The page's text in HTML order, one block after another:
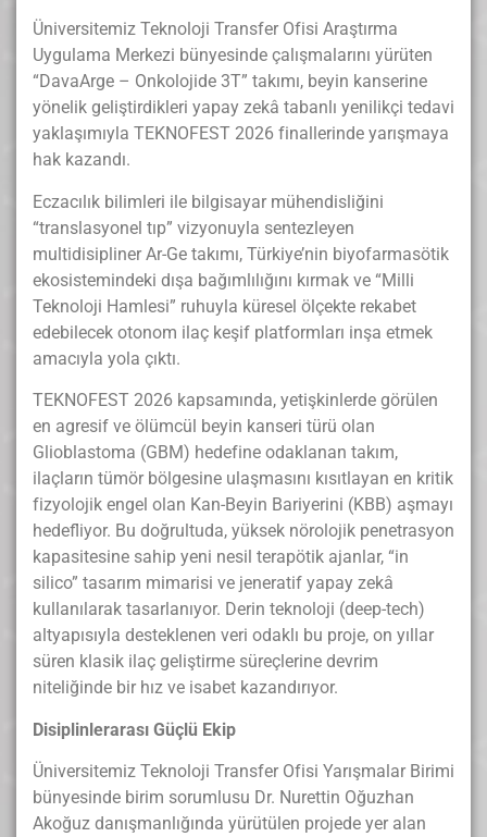
Üniversitemiz Teknoloji Transfer Ofisi Araştırma
Uygulama Merkezi bünyesinde çalışmalarını yürüten
“DavaArge – Onkolojide 3T” takımı, beyin kanserine
yönelik geliştirdikleri yapay zekâ tabanlı yenilikçi tedavi
yaklaşımıyla TEKNOFEST 2026 finallerinde yarışmaya
hak kazandı.
Eczacılık bilimleri ile bilgisayar mühendisliğini
“translasyonel tıp” vizyonuyla sentezleyen
multidisipliner Ar-Ge takımı, Türkiye’nin biyofarmasötik
ekosistemindeki dışa bağımlılığını kırmak ve “Milli
Teknoloji Hamlesi” ruhuyla küresel ölçekte rekabet
edebilecek otonom ilaç keşif platformları inşa etmek
amacıyla yola çıktı.
TEKNOFEST 2026 kapsamında, yetişkinlerde görülen
en agresif ve ölümcül beyin kanseri türü olan
Glioblastoma (GBM) hedefine odaklanan takım,
ilaçların tümör bölgesine ulaşmasını kısıtlayan en kritik
fizyolojik engel olan Kan-Beyin Bariyerini (KBB) aşmayı
hedefliyor. Bu doğrultuda, yüksek nörolojik penetrasyon
kapasitesine sahip yeni nesil terapötik ajanlar, “in
silico” tasarım mimarisi ve jeneratif yapay zekâ
kullanılarak tasarlanıyor. Derin teknoloji (deep-tech)
altyapısıyla desteklenen veri odaklı bu proje, on yıllar
süren klasik ilaç geliştirme süreçlerine devrim
niteliğinde bir hız ve isabet kazandırıyor.
Disiplinlerarası Güçlü Ekip
Üniversitemiz Teknoloji Transfer Ofisi Yarışmalar Birimi
bünyesinde birim sorumlusu Dr. Nurettin Oğuzhan
Akoğuz danışmanlığında yürütülen projede yer alan